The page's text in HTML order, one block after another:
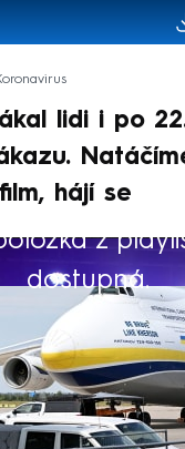
lidi i po
hájí se
z
dostupná.